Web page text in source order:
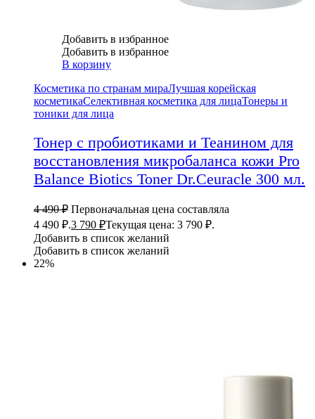
Добавить в избранное
Добавить в избранное
В корзину
Косметика по странам мираЛучшая корейская
косметикаСелективная косметика для лицаТонеры и
тоники для лица
Тонер с пробиотиками и Теанином для
восстановления микробаланса кожи Pro
Balance Biotics Toner Dr.Ceuracle 300 мл.
4 490₽ Первоначальная цена составляла
4 490 ₽.3 790 ₽Текущая цена: 3 790 ₽.
Добавить в список желаний
Добавить в список желаний
22%